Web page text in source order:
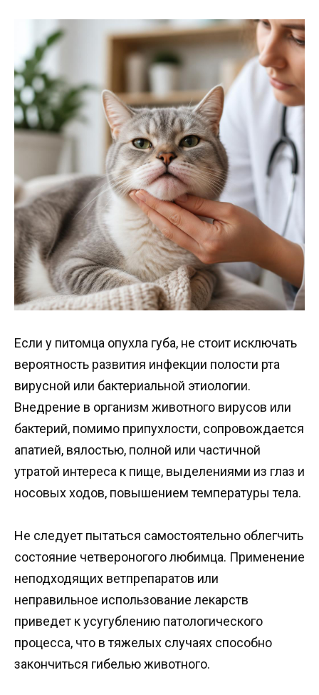
Если у питомца опухла губа, не стоит исключать
вероятность развития инфекции полости рта
вирусной или бактериальной этиологии.
Внедрение в организм животного вирусов или
бактерий, помимо припухлости, сопровождается
апатией, вялостью, полной или частичной
утратой интереса к пище, выделениями из глаз и
носовых ходов, повышением температуры тела.
Не следует пытаться самостоятельно облегчить
состояние четвероногого любимца. Применение
неподходящих ветпрепаратов или
неправильное использование лекарств
приведет к усугублению патологического
процесса, что в тяжелых случаях способно
закончиться гибелью животного.